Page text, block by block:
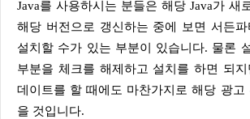
Java를 사용하시는 분들은 해당 Java가 새로운 버전이 나오면
해당 버전으로 갱신하는 중에 보면 서든
설치할 수가 있는 부분이 있습니다. 물론
부분을 체크를 해제하고 설치를 하면 되
데이트를 할 때에도 마찬가지로 해당 광고
을 것입니다.